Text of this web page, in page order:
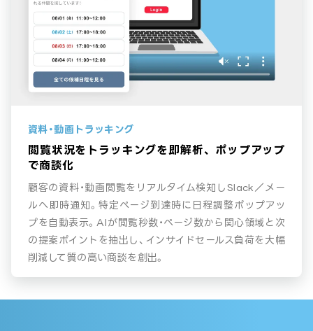
資料・動画トラッキング
閲覧状況をトラッキングを即解析、
ポップアップ
で商談化
顧客の資料・動画閲覧をリアルタイム検知しSlack／メー
ルへ即時通知。特定ページ到達時に日程調整ポップアッ
プを自動表示。AIが閲覧秒数・ページ数から関心領域と次
の提案ポイントを抽出し、インサイドセールス負荷を大幅
削減して質の高い商談を創出。